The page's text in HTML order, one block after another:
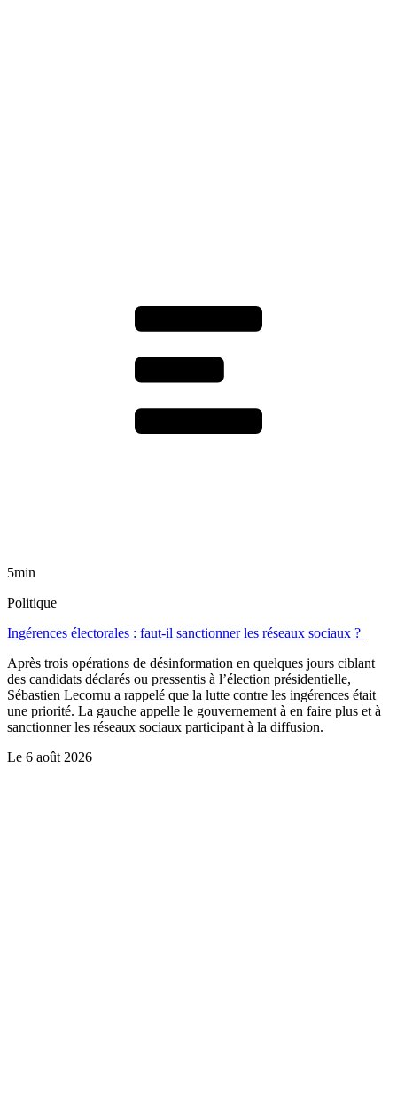
5min
Politique
Ingérences électorales : faut-il sanctionner les réseaux sociaux ?
Après trois opérations de désinformation en quelques jours ciblant
des candidats déclarés ou pressentis à l’élection présidentielle,
Sébastien Lecornu a rappelé que la lutte contre les ingérences était
une priorité. La gauche appelle le gouvernement à en faire plus et à
sanctionner les réseaux sociaux participant à la diffusion.
Le 6 août 2026